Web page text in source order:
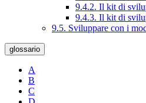
9.4.2. Il kit di
9.4.3. Il kit di
9.5. Sviluppare con i
glossario
A
B
C